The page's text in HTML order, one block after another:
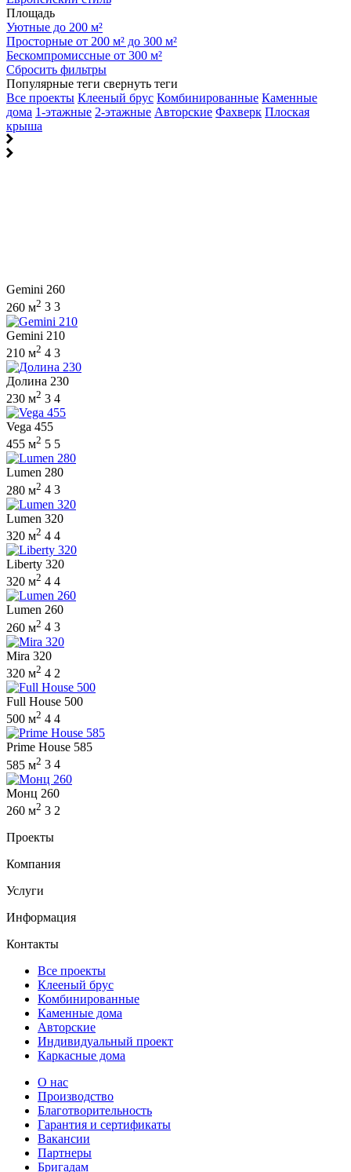
Площадь
Уютные до 200 м²
Просторные от 200 м² до 300 м²
Бескомпромиссные от 300 м²
Сбросить фильтры
Популярные теги свернуть теги
Все проекты Клееный брус Комбинированные Каменные
дома 1-этажные 2-этажные Авторские Фахверк Плоская
крыша
Gemini 260
260 м2 3 3
Gemini 210
210 м2 4 3
Долина 230
230 м2 3 4
Vega 455
455 м2 5 5
Lumen 280
280 м2 4 3
Lumen 320
320 м2 4 4
Liberty 320
320 м2 4 4
Lumen 260
260 м2 4 3
Mira 320
320 м2 4 2
Full House 500
500 м2 4 4
Prime House 585
585 м2 3 4
Монц 260
260 м2 3 2
Проекты
Компания
Услуги
Информация
Контакты
Все проекты
Клееный брус
Комбинированные
Каменные дома
Авторские
Индивидуальный проект
Каркасные дома
О нас
Производство
Благотворительность
Гарантия и сертификаты
Вакансии
Партнеры
Бригадам